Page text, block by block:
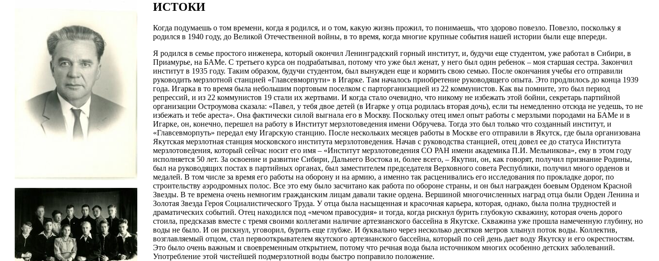
ИСТОКИ
Когда подумаешь о том времени, когда я родился, и о том, какую жизнь прожил, то понимаешь, что здорово повезло. Повезло, поскольку я
родился в 1940 году, до Великой Отечественной войны, в то время, когда многие крупные события нашей истории были еще впереди.
Я родился в семье простого инженера, который окончил Ленинградский горный институт, и, будучи еще студентом, уже работал в Сибири, в
Приамурье, на БАМе. С третьего курса он подрабатывал, потому что уже был женат, у него был один ребенок – моя старшая сестра. Закончил
институт в 1935 году. Таким образом, будучи студентом, был вынужден еще и кормить свою семью. После окончания учебы его отправили
руководить мерзлотной станцией «Главсевморпути» в Игарке. Там началось приобретение руководящего опыта. Это продлилось до конца 1939
года. Игарка в то время была небольшим портовым поселком с парторганизацией из 22 коммунистов. Как вы помните, это был период
репрессий, и из 22 коммунистов 19 стали их жертвами. И когда стало очевидно, что никому не избежать этой бойни, секретарь партийной
организации Остроумова сказала: «Павел, у тебя двое детей (в Игарке у отца родилась вторая дочь), если ты немедленно отсюда не уедешь, то не
избежать и тебе ареста». Она фактически силой выгнала его в Москву. Поскольку отец имел опыт работы с мерзлыми породами на БАМе и в
Игарке, он, конечно, перешел на работу в Институт мерзлотоведения имени Обручева. Тогда это был только что созданный институт, и
«Главсевморпуть» передал ему Игарскую станцию. После нескольких месяцев работы в Москве его отправили в Якутск, где была организована
Якутская мерзлотная станция московского института мерзлотоведения. Начав с руководства станцией, отец довел ее до статуса Института
мерзлотоведения, который сейчас носит его имя – «Институт мерзлотоведения СО РАН имени академика П.И. Мельникова», ему в этом году
исполняется 50 лет. За освоение и развитие Сибири, Дальнего Востока и, более всего, – Якутии, он, как говорят, получил признание Родины,
был на руководящих постах в партийных органах, был заместителем председателя Верховного совета Республики, получил много орденов и
медалей. В том числе за время его работы на оборону и на армию, а именно так расценивались его исследования по прокладке дорог, по
строительству аэродромных полос. Все это ему было засчитано как работа по обороне страны, и он был награжден боевым Орденом Красной
Звезды. В те времена очень немногим гражданским лицам давали такие ордена. Вершиной многочисленных наград отца были Орден Ленина и
Золотая Звезда Героя Социалистического Труда. У отца была насыщенная и красочная карьера, которая, однако, была полна трудностей и
драматических событий. Отец находился под «мечом правосудия» и тогда, когда рискнул бурить глубокую скважину, которая очень дорого
стоила, предсказав вместе с тремя своими коллегами наличие артезианского бассейна в Якутске. Скважина уже прошла намеченную глубину, но
воды не было. И он рискнул, уговорил, бурить еще глубже. И буквально через несколько десятков метров хлынул поток воды. Коллектив,
возглавляемый отцом, стал первооткрывателем якутского артезианского бассейна, который по сей день дает воду Якутску и его окрестностям.
Это было очень важным и своевременным открытием, потому что речная вода была источником многих особенно детских заболеваний.
Употребление этой чистейшей подмерзлотной воды быстро поправило положение.